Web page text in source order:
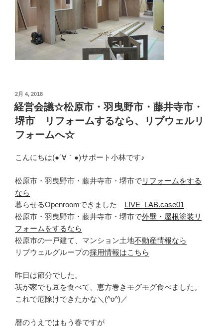
投
稿
日:
2月 4, 2018
経営会議☆松原市・羽曳野市・藤井寺市・
堺市 リフォームするなら、リブウェルリ
フォームへ☆
こんにちは(●´∀｀●)サポート小林です♪
松原市・羽曳野市・藤井寺市・堺市でリフォームをする
なら
暮らせるOpenroomできました LIVE_LAB.case01
松原市・羽曳野市・藤井寺市・堺市で外壁・屋根塗装リ
フォームをするなら
松原市の一戸建て、マンション土地不動産情報なら
リブウェルグループの採用情報はこちら
昨日は節分でした。
我が家でも豆を食べて、恵方巻きモグモグ食べました。
これで厄除けできたかな＼(^o^)／
暦のうえではもう春ですが